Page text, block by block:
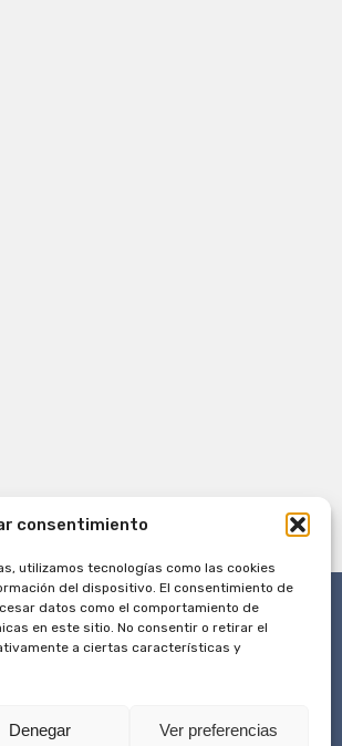
consentimiento
utilizamos tecnologías como las cookies
del dispositivo. El consentimiento de
datos como el comportamiento de
en este sitio. No consentir o retirar el
a ciertas características y
Denegar Ver preferencias